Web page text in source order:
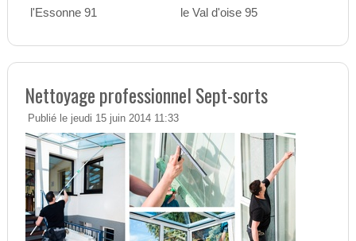
l'Essonne 91
le Val d'oise 95
Nettoyage professionnel Sept-sorts
Publié le jeudi 15 juin 2014 11:33